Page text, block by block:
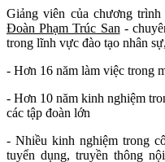
Giảng viên của chương trình
Đoàn Phạm Trúc San -
trong lĩnh vực đào tạo nhân
- Hơn 16 năm làm việc trong
- Hơn 10 năm kinh nghiệm
các tập đoàn lớn
- Nhiều kinh nghiệm trong
tuyển dụng, truyền thông